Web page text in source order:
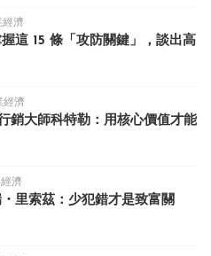
經濟
這 15 條「攻防關鍵」，談出高
經濟
銷大師科特勒：用核心價值才能
濟
里索茲：少犯錯才是致富關